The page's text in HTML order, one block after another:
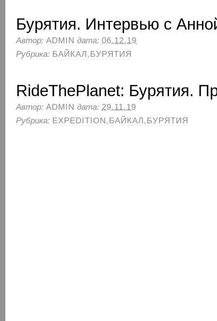
Бурятия. Интервью с
Автор: ADMIN дата: 06.12.19
Рубрика: БАЙКАЛ,БУРЯТИЯ
RideThePlanet: Бурятия.
Автор: ADMIN дата: 29.11.19
Рубрика: EXPEDITION,БАЙКАЛ,БУРЯТИЯ